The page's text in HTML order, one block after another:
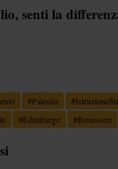
senti la
#Palestra #
#Edimburgo #Benessere